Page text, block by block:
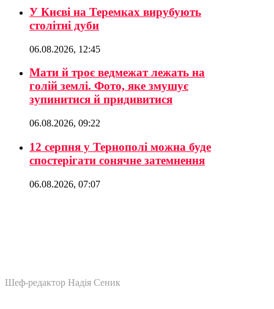
У Києві на Теремках вирубують
столітні дуби
06.08.2026, 12:45
Мати й троє ведмежат лежать на
голій землі. Фото, яке змушує
зупинитися й придивитися
06.08.2026, 09:22
12 серпня у Тернополі можна буде
спостерігати сонячне затемнення
06.08.2026, 07:07
Шеф-редактор Надія Сеник